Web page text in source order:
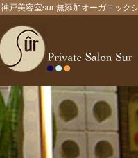
神戸美容室sur 無添加オーガニック